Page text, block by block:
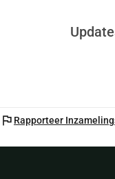
flag Rapporteer